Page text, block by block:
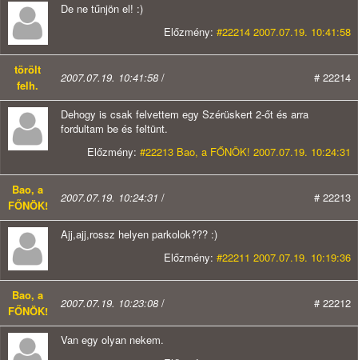
De ne tűnjön el! :)
Előzmény: #22214 2007.07.19. 10:41:58
törölt
felh.
2007.07.19. 10:41:58 / # 22214
Dehogy is csak felvettem egy Szérüskert 2-őt és arra
fordultam be és feltünt.
Előzmény: #22213 Bao, a FŐNÖK! 2007.07.19. 10:24:31
Bao, a
FŐNÖK!
2007.07.19. 10:24:31 / # 22213
Ajj,ajj,rossz helyen parkolok??? :)
Előzmény: #22211 2007.07.19. 10:19:36
Bao, a
FŐNÖK!
2007.07.19. 10:23:08 / # 22212
Van egy olyan nekem.